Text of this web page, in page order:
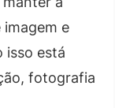
imagem e
isso está
fotografia